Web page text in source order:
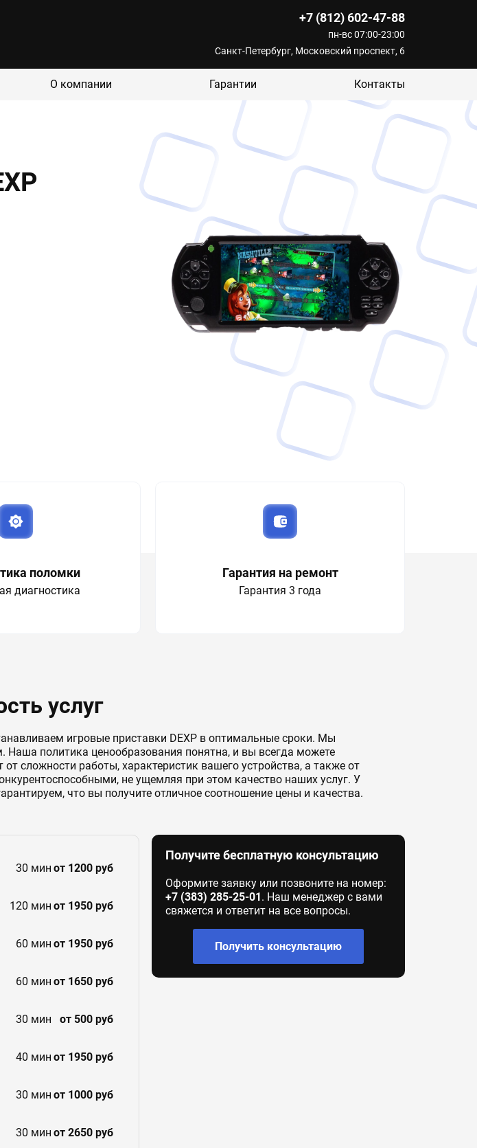
+7 (812) 602-47-88
пн-вс 07:00-23:00
Санкт-Петербург, Московский проспект, 6
О компании Гарантии Контакты
поломки
диагностика
Гарантия на ремонт
Гарантия 3 года
услуг
игровые приставки DEXP в оптимальные сроки. Мы
политика ценообразования понятна, и вы всегда можете
сложности работы, характеристик вашего устройства, а также от
не ущемляя при этом качество наших услуг. У
что вы получите отличное соотношение цены и качества.
30 мин от 1200 руб
120 мин от 1950 руб
60 мин от 1950 руб
60 мин от 1650 руб
30 мин от 500 руб
40 мин от 1950 руб
30 мин от 1000 руб
30 мин от 2650 руб
Получите бесплатную консультацию
Оформите заявку или позвоните на номер:
+7 (383) 285-25-01. Наш менеджер с вами
свяжется и ответит на все вопросы.
Получить консультацию